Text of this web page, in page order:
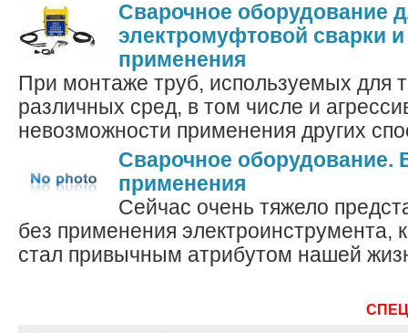
Сварочное оборудование
электромуфтовой сварки и
применения
При монтаже труб, используемых для
различных сред, в том числе и
невозможности применения других
Сварочное оборудование.
применения
Сейчас очень тяжело
без применения электроинструмента,
стал привычным атрибутом нашей